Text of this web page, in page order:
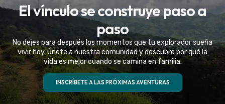
Eventos Especiales
Celebramos la vida de tu mejor amigo con una
experiencia fuera de serie
VER MÁS
El vínculo se construye paso a
paso
No dejes para después los momentos que tu explorador sueña
vivir hoy. Únete a nuestra comunidad y descubre por qué la
vida es mejor cuando se camina en familia.
INSCRÍBETE A LAS PRÓXIMAS AVENTURAS